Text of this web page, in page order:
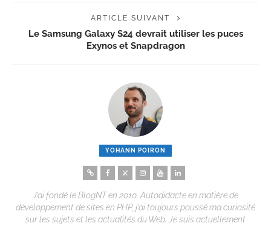
ARTICLE SUIVANT
Le Samsung Galaxy S24 devrait utiliser les puces
Exynos et Snapdragon
YOHANN POIRON
J’ai fondé le BlogNT en 2010. Autodidacte en matière de
développement de sites en PHP, j’ai toujours poussé ma curiosité
sur les sujets et les actualités du Web. Je suis actuellement